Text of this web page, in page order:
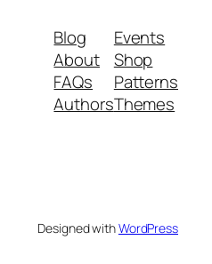
Blog
About
FAQs
Authors
Events
Shop
Patterns
Themes
Designed withWordPress